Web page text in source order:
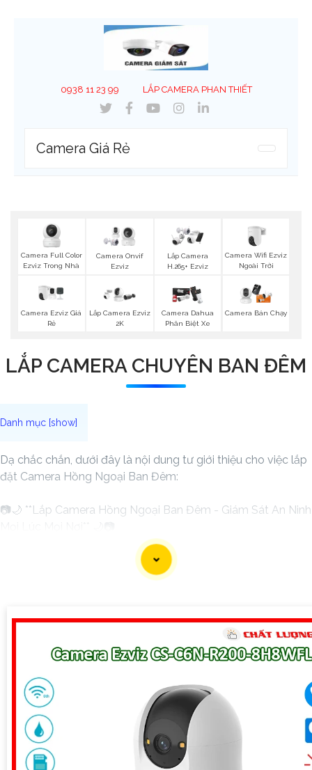
0938 11 23 99 LẮP CAMERA PHAN THIẾT
Camera Giá Rẻ
Camera Full Color
Ezviz Trong Nhà
Camera Onvif
Ezviz
Lắp Camera
H.265+ Ezviz
Camera Wifi Ezviz
Ngoài Trời
Camera Ezviz Giá
Rẻ
Lắp Camera Ezviz
2K
Camera Dahua
Phân Biệt Xe
Camera Bán Chạy
LẮP CAMERA CHUYÊN BAN ĐÊM
Dạ chắc chắn, dưới đây là nội dung tư giới thiệu cho việc lắp
đặt Camera Hồng Ngoại Ban Đêm:
📷🌙 **Lắp Camera Hồng Ngoại Ban Đêm - Giám Sát An Ninh
🔒 Bạn đang muốn tăng cường hệ thống an ninh cho ngôi
nhà, văn phòng hay cửa hàng của mình? Hãy trang bị ngay
Camera Hồng Ngoại Ban Đêm - sự lựa chọn hoàn hảo để
**Khoảng cách
quan sát** xa hơn trong điều kiện ánh sáng yếu và ban đêm.
**Hỗ trợ giám sát từ xa** qua điện thoại di động, máy
tính bảng.🗨️
lắp đặt ngoài trời.
👨‍💼 **Với Kinh Nghiệm Nhiều Năm Trong Lĩnh Vực An Ninh,
Chúng Tôi Cam Kết:**- **Tư vấn miễn phí** về số lượng, vị trí
và cách lắp đặt Camera Hồng Ngoại phù hợp.- **Chất lượng
sản phẩm** chính hãng, bảo hành dài hạn.- **Dịch vụ hỗ trợ